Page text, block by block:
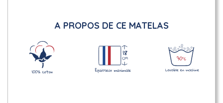
A PROPOS DE CE MATELAS